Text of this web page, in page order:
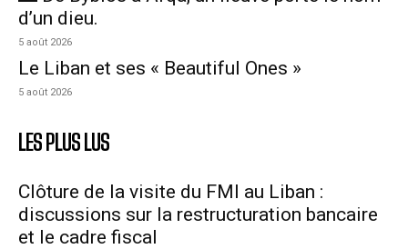
d’un dieu.
5 août 2026
Le Liban et ses « Beautiful Ones »
5 août 2026
LES PLUS LUS
Clôture de la visite du FMI au Liban :
discussions sur la restructuration bancaire
et le cadre fiscal